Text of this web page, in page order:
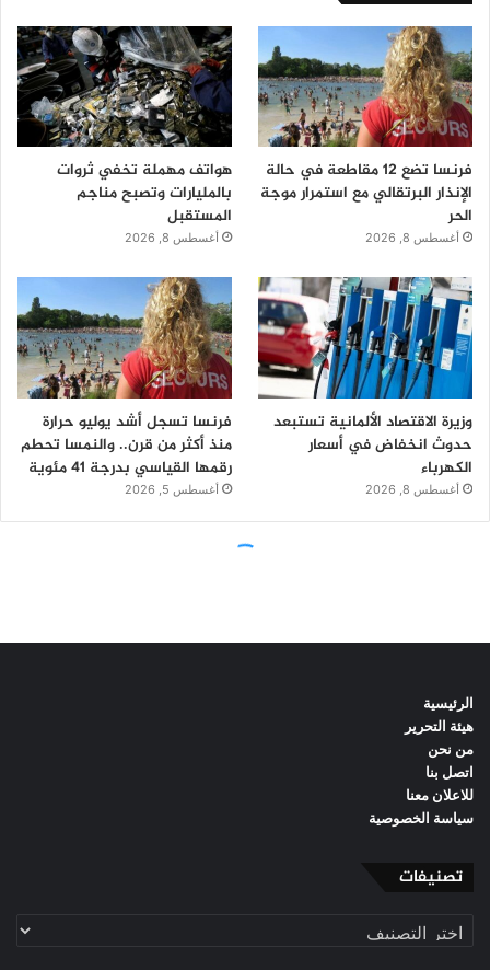
الرئيسية
هيئة التحرير
من نحن
اتصل بنا
للاعلان معنا
سياسة الخصوصية
تصنيفات
تصنيفات